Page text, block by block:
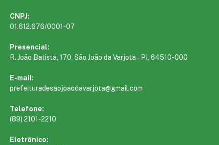
CNPJ:
01.612.676/0001-07
Presencial:
R. João Batista, 170, São João da Varjota – PI, 64510-000
E-mail:
prefeituradesaojoaodavarjota@gmail.com
Telefone:
(89) 2101-2210
Eletrônico: